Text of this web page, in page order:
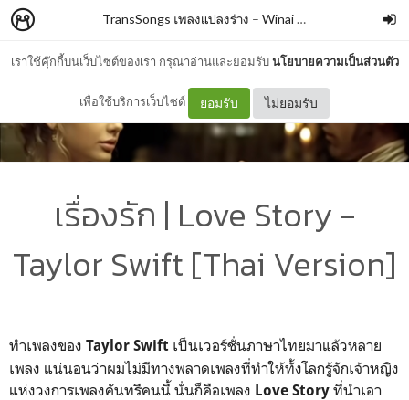
เราใช้คุ๊กกี้บนเว็บไซต์ของเรา กรุณาอ่านและยอมรับนโยบายความเป็นส่วนตัว
เพื่อใช้บริการเว็บไซต์ ยอมรับ ไม่ยอมรับ
TransSongs เพลงแปลงร่าง – Winai Chaichana
เรื่องรัก | Love Story -
Taylor Swift [Thai Version]
ทำเพลงของ Taylor Swift เป็นเวอร์ชั่นภาษาไทยมาแล้วหลาย
เพลง แน่นอนว่าผมไม่มีทางพลาดเพลงที่ทำให้ทั้งโลกรู้จักเจ้าหญิง
แห่งวงการเพลงคันทรีคนนี้ นั่นก็คือเพลง Love Story ที่นำเอา